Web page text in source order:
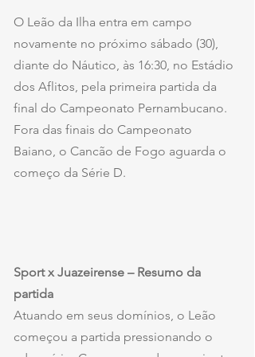
O Leão da Ilha entra em campo
novamente no próximo sábado (30),
diante do Náutico, às 16:30, no Estádio
dos Aflitos, pela primeira partida da
final do Campeonato Pernambucano.
Fora das finais do Campeonato
Baiano, o Cancão de Fogo aguarda o
começo da Série D.
Sport x Juazeirense – Resumo da
partida
Atuando em seus domínios, o Leão
começou a partida pressionando o